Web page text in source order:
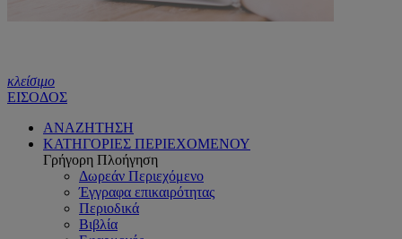
κλείσιμο
ΕΙΣΟΔΟΣ
ΑΝΑΖΗΤΗΣΗ
ΚΑΤΗΓΟΡΙΕΣ ΠΕΡΙΕΧΟΜΕΝΟΥ
Γρήγορη Πλοήγηση
Δωρεάν Περιεχόμενο
Έγγραφα επικαιρότητας
Περιοδικά
Βιβλία